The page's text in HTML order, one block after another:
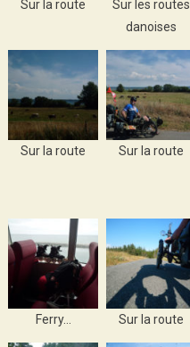
Sur la route
Sur les routes
danoises
Sur la route Sur la route
Ferry… Sur la route